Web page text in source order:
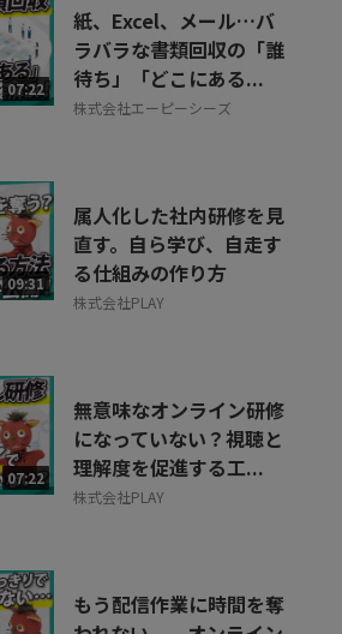
07:22
紙、Excel、メール…バ
ラバラな書類回収の「誰
待ち」「どこにある...
株式会社エーピーシーズ
09:31
属人化した社内研修を見
直す。自ら学び、自走す
る仕組みの作り方
株式会社PLAY
07:22
無意味なオンライン研修
になっていない？視聴と
理解度を促進する工...
株式会社PLAY
もう配信作業に時間を奪